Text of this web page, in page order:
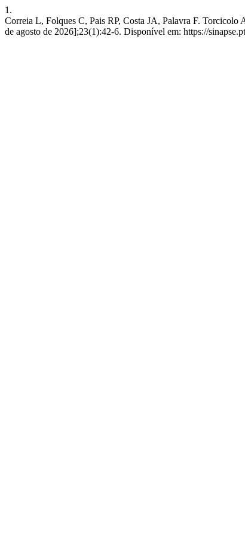
1.
Correia L, Folques C, Pais RP, Costa JA, Palavra F.
de agosto de 2026];23(1):42-6. Disponível em: https://